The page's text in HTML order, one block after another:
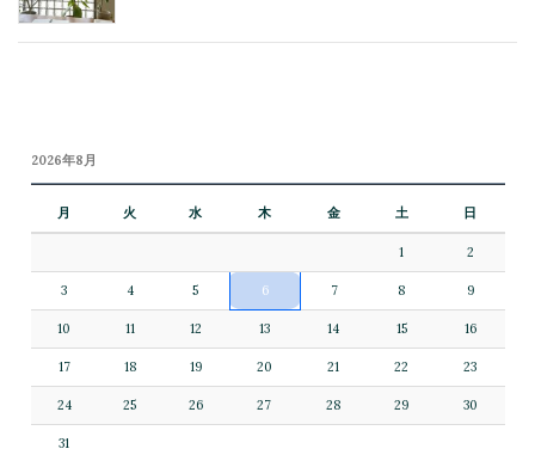
2026年8月
月 火 水 木 金 土 日
1 2
3 4 5 6 7 8 9
10 11 12 13 14 15 16
17 18 19 20 21 22 23
24 25 26 27 28 29 30
31